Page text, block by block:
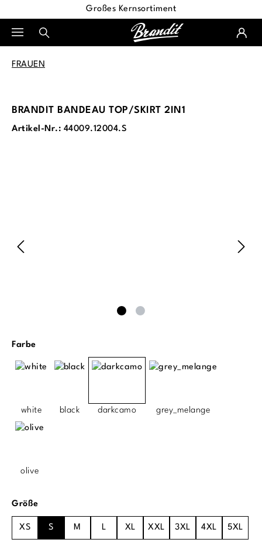
Großes Kernsortiment
FRAUEN
BRANDIT BANDEAU TOP/SKIRT 2IN1
Artikel-Nr.: 44009.12004.S
Farbeauswählen
white black darkcamo grey_melange
olive
Größeauswählen
XS S M L XL XXL 3XL 4XL 5XL